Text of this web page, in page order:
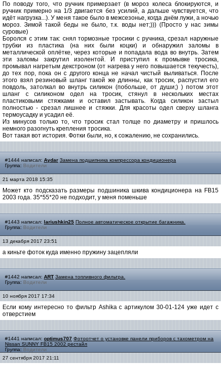
По поводу того, что ручник примерзает (в мороз колеса блокируются, и
ручник примерно на 1/3 двигается без усилий, а дальше чувствуется, что
идёт нагрузка...). У меня такое было в межсезонье, когда днём лужи, а ночью
мороз. Зимой такой беды не было, т.к. воды нет;))) (Просто у нас зимы
суровые)
Боролся с этим так: снял тормозные тросики с ручника, срезал наружные
трубки из пластика (на них были коцки) и обнаружил заломы в
металлической оплётке, через которые и попадала вода во внутрь. Затем
эти заломы закрутил изолентой. И приступил к промывке тросика,
промывал нагретым декстроном (от нагрева у него повышается текучесть),
до тех пор, пока он с другого конца не начал чистый выливаться. После
этого взял резиновый шланг такой же длинны, как тросик, распустил его
повдоль, затолкал во внутрь силикон (побольше, от души;) ) потом этот
шланг с силиконом одел на тросик, стянул в нескольких местах
пластиковыми стяжками и оставил застывать. Когда силикон застыл
полностью - срезал лишнее и стяжки. Для красоты одел сверху шланга
термоусадку и усадил её.
Из минусов только то, что тросик стал толще по диаметру и пришлось
немного разогнуть крепления тросика.
Вот такая вот история. Фотки были, но, к сожалению, не сохранились.
#1444 написал: Aydar Замена подшипника компрессора кондиционера
Группа: Водители
21 марта 2018 15:35
Может кто подсказать размеры подшиника шкива кондиционера на FB15
2003 года. 35*55*20 не подходит, у меня поменьше
#1443 написал: lariushkin25 Полное автоматическое открытие багажника.
Группа: Водители
13 декабря 2017 23:51
а киньте фоток куда именно пружину зацепляли
#1442 написал: ART Замена топливного фильтра.
Группа: Водители
10 ноября 2017 17:34
Если кому интересно то фильтр Ashika с артикулом 30-01-124 уже идет с
отверстием
#1441 написал: optimus707 Фотоотчет о установке панели приборов с тахометром на
Nissan SUNNY FB15 2002 рестайл
Группа: Водители
27 сентября 2017 21:11